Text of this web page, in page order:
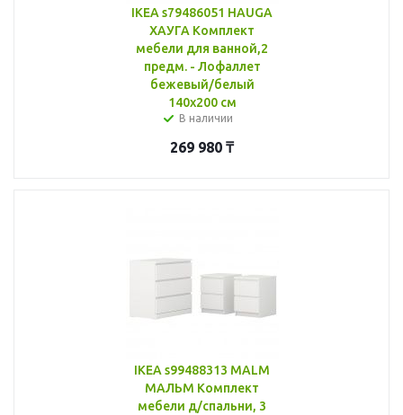
IKEA s79486051 HAUGA
ХАУГА Комплект
мебели для ванной,2
предм. - Лофаллет
бежевый/белый
140x200 см
В наличии
269 980 ₸
IKEA s99488313 MALM
МАЛЬМ Комплект
мебели д/спальни, 3